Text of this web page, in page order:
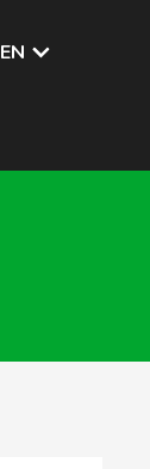
EN